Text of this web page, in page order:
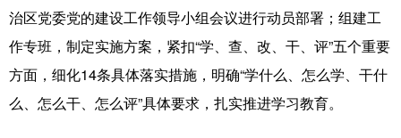
治区党委党的建设工作领导小组会议进行动员部署；组建工
作专班，制定实施方案，紧扣“学、查、改、干、评”五个重要
方面，细化14条具体落实措施，明确“学什么、怎么学、干什
么、怎么干、怎么评”具体要求，扎实推进学习教育。